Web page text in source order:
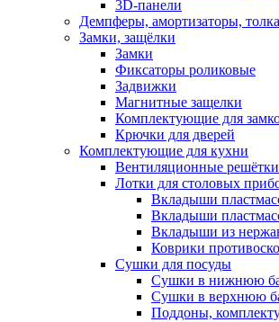
3D-панели
Демпферы, амортизаторы,
Замки, защёлки
Замки
Фиксаторы роликовые
Задвижки
Магнитные защелки
Комплектующие для
Крючки для дверей
Комплектующие для кухни
Вентиляционные решётки
Лотки для столовых
Вкладыши
Вкладыши
Вкладыши из
Коврики
Сушки для посуды
Сушки в нижнюю
Сушки в верхнюю
Поддоны,